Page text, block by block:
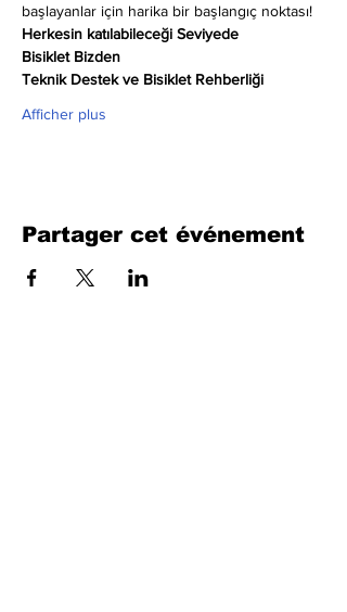
başlayanlar için harika bir başlangıç noktası!
Herkesin katılabileceği Seviyede
Bisiklet Bizden
Teknik Destek ve Bisiklet Rehberliği
Afficher plus
Partager cet événement